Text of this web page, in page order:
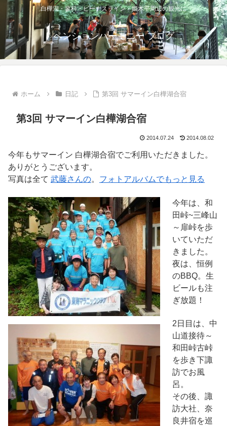
白樺湖・蓼科・ビーナスライン・姫木平周辺の観光に
ペンションハーモニー ブログ
ホーム 日記 第3回 サマーイン白樺湖合宿
第3回 サマーイン白樺湖合宿
2014.07.24 2014.08.02
今年もサマーイン 白樺湖合宿でご利用いただきました。
ありがとうございます。
写真は全て 武藤さんの。 フォトアルバムでもっと見る
今年は、和
田峠~三峰山
～扉峠を歩
いていただ
きました。
夜は、恒例
のBBQ。生
ビールも注
ぎ放題！
2日目は、中
山道接待～
和田峠古峠
を歩き下諏
訪でお風
呂。
その後、諏
訪大社、奈
良井宿を巡